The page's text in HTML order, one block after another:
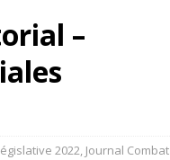
–
2022, Journal Combat